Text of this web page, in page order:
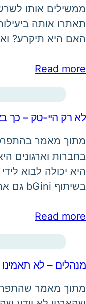
ממשילים אותו
האם היא תיקרע?
Read more
לא רק היי-טק – כך
מתוך מאמר
בחברות וארגונים
היא יכולה לבוא
בשיתוף bGini גם ארגונים צריכים שינוי – סיפורה של KLM "חדשנות נדרשת בכל דרך שבה…
Read more
מנהלים – לא תאמינו
מתוך מאמר